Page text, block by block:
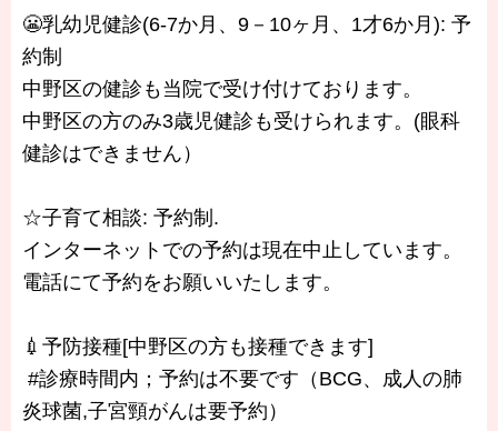
😬乳幼児健診(6-7か月、9－10ヶ月、1才6か月): 予
約制
中野区の健診も当院で受け付けております。
中野区の方のみ3歳児健診も受けられます。(眼科
健診はできません）
☆子育て相談: 予約制.
インターネットでの予約は現在中止しています。
電話にて予約をお願いいたします。
💉予防接種[中野区の方も接種できます]
#診療時間内；予約は不要です（BCG、成人の肺
炎球菌,子宮頸がんは要予約）